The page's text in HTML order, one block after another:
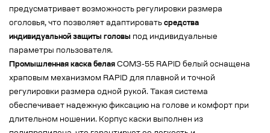
предусматривает возможность регулировки размера
оголовья, что позволяет адаптировать средства
индивидуальной защиты головы под индивидуальные
параметры пользователя.
Промышленная каска белая СОМЗ-55 RAPID белый оснащена
храповым механизмом RAPID для плавной и точной
регулировки размера одной рукой. Такая система
обеспечивает надежную фиксацию на голове и комфорт при
длительном ношении. Корпус каски выполнен из